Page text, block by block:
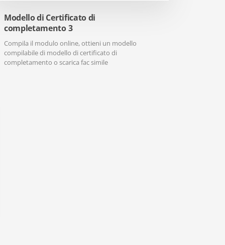
Modello di Certificato di
completamento 3
Compila il modulo online, ottieni un modello
compilabile di modello di certificato di
completamento o scarica fac simile